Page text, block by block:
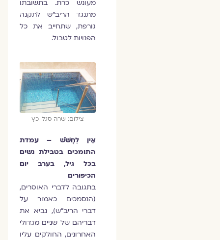
מעונש כרת. בתשובתו
מתנגד הריב"ש לתקנה
גורפת, שתחייב את כל
הפנויות לטבול.
צילום: שרה סגל-כץ
אֵין לַחְשֹׁשׁ – עמדת
התומכים בטבילת נשים
בכל גיל, בערב יום
הכיפורים
בתגובה לדברי האוסרים,
(הנסמכים כאמור על
דברי הריב"ש), נביא את
דבריהם של שניים מגדולי
האחרונים, החולקים עליו